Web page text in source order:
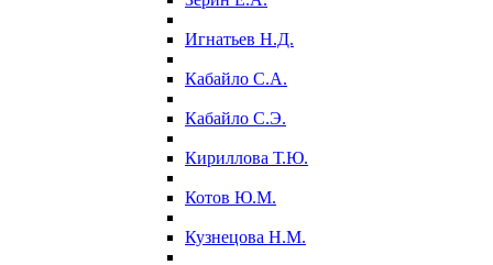
Игнатьев Н.Д.
Кабайло С.А.
Кабайло С.Э.
Кириллова Т.Ю.
Котов Ю.М.
Кузнецова Н.М.